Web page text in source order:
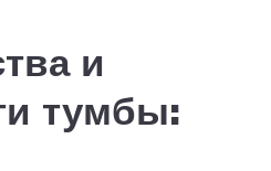
и
тумбы: